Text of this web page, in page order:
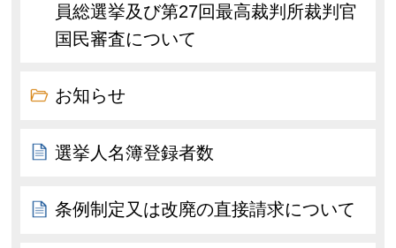
員総選挙及び第27回最高裁判所裁判官
国民審査について
お知らせ
選挙人名簿登録者数
条例制定又は改廃の直接請求について